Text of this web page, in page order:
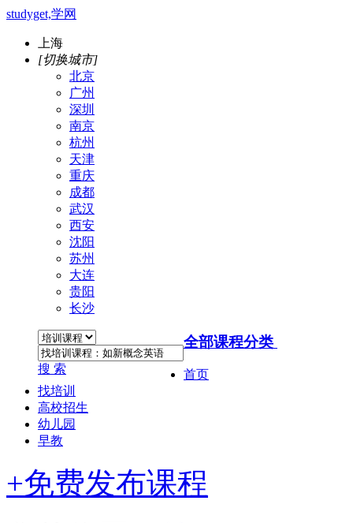
studyget,学网
上海
[切换城市]
北京
广州
深圳
南京
杭州
天津
重庆
成都
武汉
西安
沈阳
苏州
大连
贵阳
长沙
搜 索
全部课程分类
首页
找培训
高校招生
幼儿园
早教
+免费发布课程